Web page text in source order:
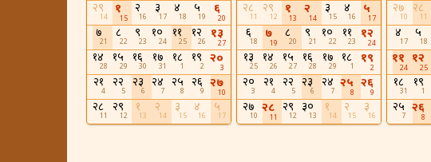
२९
14
१
15
२
16
३
17
४
18
५
19
६
20
७
21
८
22
९
23
१०
24
११
25
१२
26
१३
27
१४
28
१५
29
१६
30
१७
31
१८
1
१९
2
२०
3
२१
4
२२
5
२३
6
२४
7
२५
8
२६
9
२७
10
२८
11
२९
12
१
13
२
14
३
15
४
16
५
17
२८
11
२९
12
१
13
२
14
३
15
४
16
५
17
६
18
७
19
८
20
९
21
१०
22
११
23
१२
24
१३
25
१४
26
१५
27
१६
28
१७
29
१८
1
१९
2
२०
3
२१
4
२२
5
२३
6
२४
7
२५
8
२६
9
२७
10
२८
11
२९
12
३०
13
१
14
२
15
३
16
२७
10
२८
11
४
17
५
18
११
24
१२
25
१८
31
१९
1
२५
7
२६
8